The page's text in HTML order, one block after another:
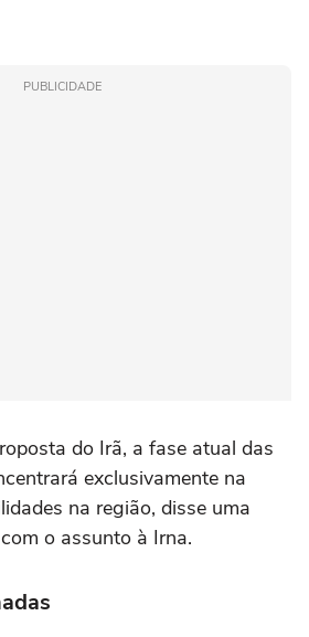
PUBLICIDADE
do Irã, a fase atual das
exclusivamente ‌na
na região, disse ⁠uma
o assunto à Irna.